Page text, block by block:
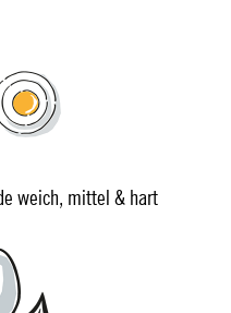
weich, mittel & hart